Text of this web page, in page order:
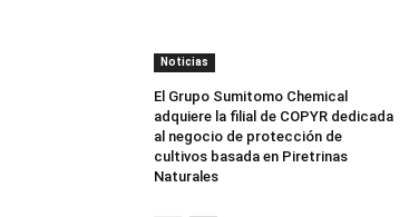
Noticias
El Grupo Sumitomo Chemical
adquiere la filial de COPYR dedicada
al negocio de protección de
cultivos basada en Piretrinas
Naturales